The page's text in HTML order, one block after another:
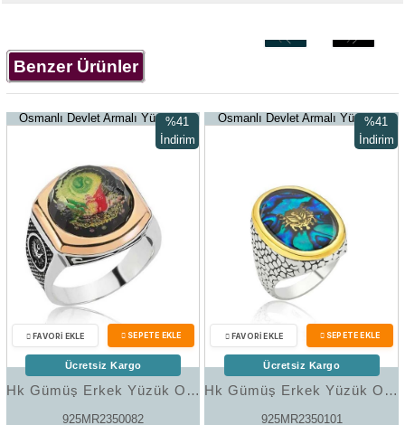
Benzer Ürünler
Osmanlı Devlet Armalı Yüzükler
Hk Gümüş Erkek Yüzük Osmanlı Armalı |Gümüş Takı Hediyelik Ürünler
925MR2350082
%41
İndirim
Ücretsiz Kargo
Osmanlı Devlet Armalı Yüzükler
Hk Gümüş Erkek Yüzük Osmanlı Armalı |Gümüş Takı Hediyelik Ürünler
925MR2350101
%41
İndirim
Ücretsiz Kargo
‹ ›